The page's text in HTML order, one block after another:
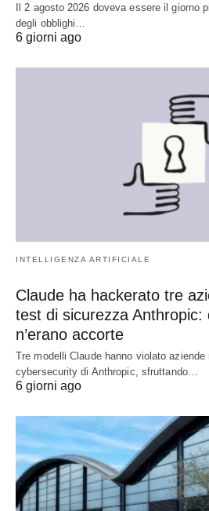
Il 2 agosto 2026 doveva essere il giorno
degli obblighi…
6 giorni ago
INTELLIGENZA ARTIFICIALE
Claude ha hackerato tre
test di sicurezza Anthropic:
n’erano accorte
Tre modelli Claude hanno violato
cybersecurity di Anthropic, sfruttando…
6 giorni ago